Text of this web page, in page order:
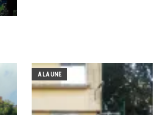
A LA UNE